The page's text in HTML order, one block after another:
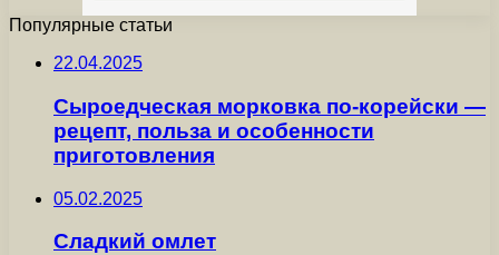
Популярные статьи
22.04.2025
Сыроедческая морковка по-корейски —
рецепт, польза и особенности
приготовления
05.02.2025
Сладкий омлет